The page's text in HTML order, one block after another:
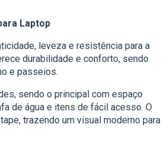
Laptop
leveza e resistência para a
durabilidade e conforto, sendo
e passeios.
sendo o principal com espaço
de água e itens de fácil acesso. O
trazendo um visual moderno para